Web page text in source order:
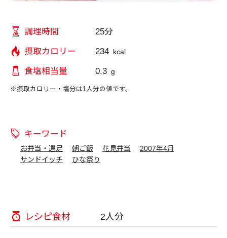
調理時間 25分
摂取カロリー 234 kcal
食塩相当量 0.3 g
※摂取カロリー・塩分は1人分の値です。
キーワード
お弁当・遠足 朝ご飯 花見弁当
2007年4月
サンドイッチ
ひな祭り
レシピ食材 2人分